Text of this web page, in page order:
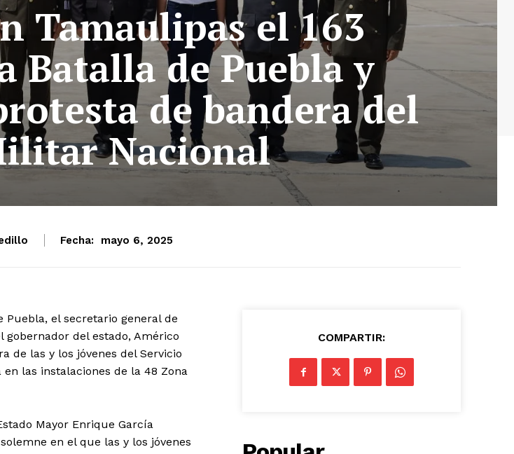
Tamaulipas el 163
Batalla de Puebla y
de bandera del
Nacional
Fecha: mayo 6, 2025
Puebla, el secretario general de
gobernador del estado, Américo
de las y los jóvenes del Servicio
las instalaciones de la 48 Zona
Mayor Enrique García
en el que las y los jóvenes
COMPARTIR: